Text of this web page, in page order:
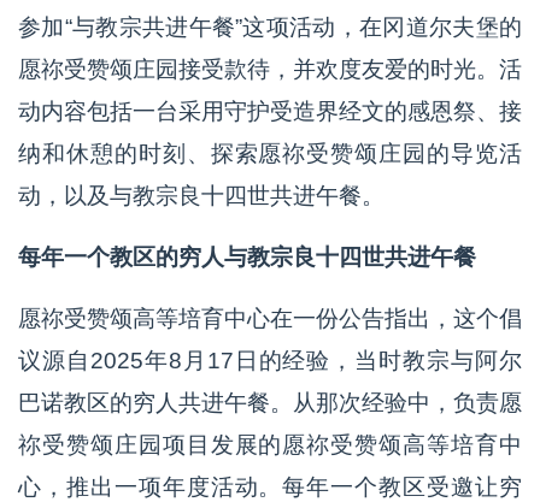
参加“与教宗共进午餐”这项活动，在冈道尔夫堡的
愿祢受赞颂庄园接受款待，并欢度友爱的时光。活
动内容包括一台采用守护受造界经文的感恩祭、接
纳和休憩的时刻、探索愿祢受赞颂庄园的导览活
动，以及与教宗良十四世共进午餐。
每年一个教区的穷人与教宗良十四世共进午餐
愿祢受赞颂高等培育中心在一份公告指出，这个倡
议源自2025年8月17日的经验，当时教宗与阿尔
巴诺教区的穷人共进午餐。从那次经验中，负责愿
祢受赞颂庄园项目发展的愿祢受赞颂高等培育中
心，推出一项年度活动。每年一个教区受邀让穷